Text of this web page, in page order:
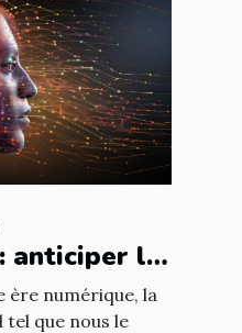
anticiper le
à l'ère de
ère numérique, la
que nous le